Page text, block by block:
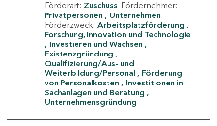
Förderart: Zuschuss Fördernehmer:
Privatpersonen
Unternehmen
Förderzweck: Arbeitsplatzförderung
Forschung, Innovation und Technologie
Investieren und Wachsen
Existenzgründung
Qualifizierung/Aus- und
Weiterbildung/Personal
Förderung
von Personalkosten
Investitionen in
Sachanlagen und Beratung
Unternehmensgründung